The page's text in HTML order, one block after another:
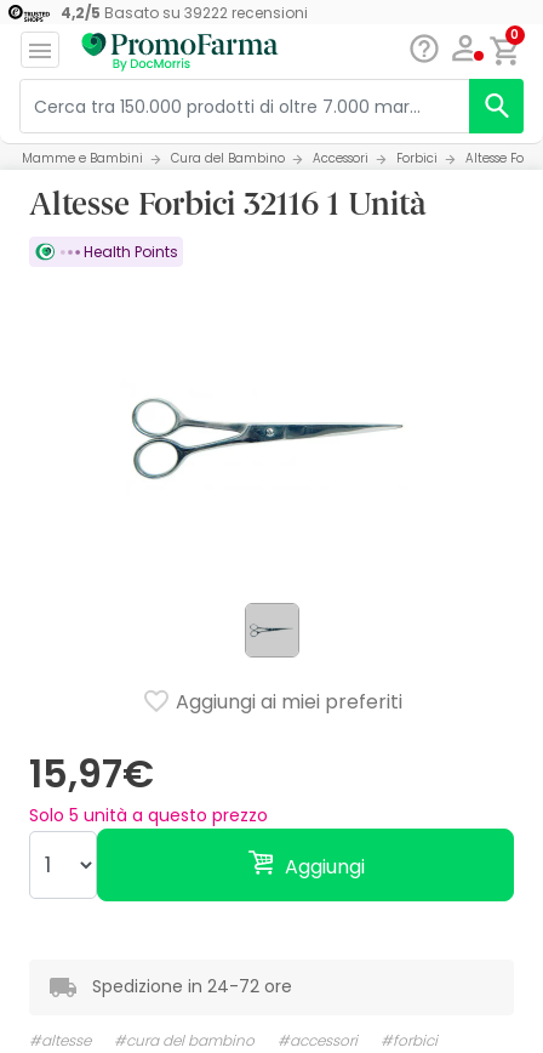
4,2/5 Basato su 39222recensioni
0
Mamme e Bambini Cura del Bambino Accessori Forbici Altesse
Altesse Forbici 32116 1 Unità
Health Points
15,97€
Solo 5 unità a questo prezzo
Aggiungi
Aggiungi ai miei preferiti
Spedizione in 24-72 ore
#altesse #cura del bambino #accessori #forbici